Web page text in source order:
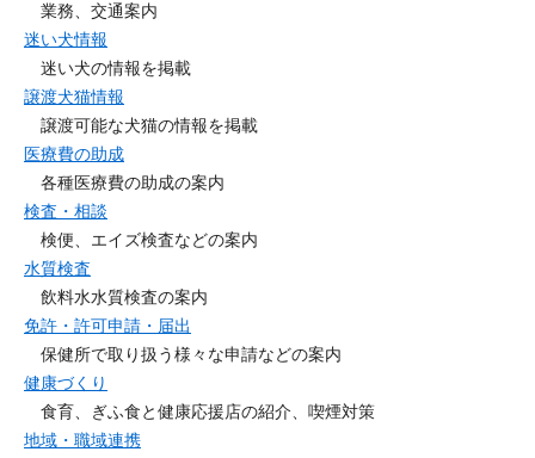
業務、交通案内
迷い犬情報
迷い犬の情報を掲載
譲渡犬猫情報
譲渡可能な犬猫の情報を掲載
医療費の助成
各種医療費の助成の案内
検査・相談
検便、エイズ検査などの案内
水質検査
飲料水水質検査の案内
免許・許可申請・届出
保健所で取り扱う様々な申請などの案内
健康づくり
食育、ぎふ食と健康応援店の紹介、喫煙対策
地域・職域連携